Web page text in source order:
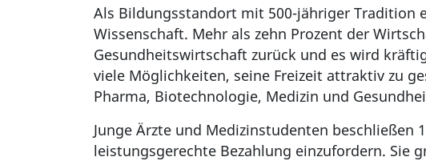
Als Bildungsstandort mit 500-jähriger Tradition
Wissenschaft. Mehr als zehn Prozent der
Gesundheitswirtschaft zurück und es wird
viele Möglichkeiten, seine Freizeit attraktiv zu
Pharma, Biotechnologie, Medizin und
Junge Ärzte und Medizinstudenten beschließen
leistungsgerechte Bezahlung einzufordern. Sie